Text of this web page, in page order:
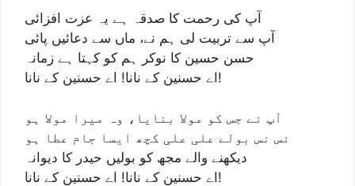
آپ کی رحمت کا صدقہ ہے یہ عزت افزائی
آپ سے تربیت لی ہم نے، ماں سے دعائیں پائی
حسن حسین کا نوکر ہم کو کہتا ہے زمانہ
اے حسنین کے نانا! اے حسنین کے نانا!
آپ نے جس کو مولا بنایا، وہ میرا مولا ہو
نس نس بولے علی علی کچھ ایسا جام عطا ہو
دیکھنے والے مجھ کو بولیں حیدر کا دیوانہ
اے حسنین کے نانا! اے حسنین کے نانا!